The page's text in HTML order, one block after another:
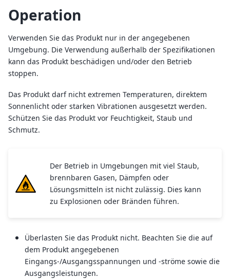
Operation
Verwenden Sie das Produkt nur in der angegebenen
Umgebung. Die Verwendung außerhalb der Spezifikationen
kann das Produkt beschädigen und/oder den Betrieb
stoppen.
Das Produkt darf nicht extremen Temperaturen, direktem
Sonnenlicht oder starken Vibrationen ausgesetzt werden.
Schützen Sie das Produkt vor Feuchtigkeit, Staub und
Schmutz.
Der Betrieb in Umgebungen mit viel Staub,
brennbaren Gasen, Dämpfen oder
Lösungsmitteln ist nicht zulässig. Dies kann
zu Explosionen oder Bränden führen.
Überlasten Sie das Produkt nicht. Beachten Sie die auf
dem Produkt angegebenen
Eingangs-/Ausgangsspannungen und -ströme sowie die
Ausgangsleistungen.